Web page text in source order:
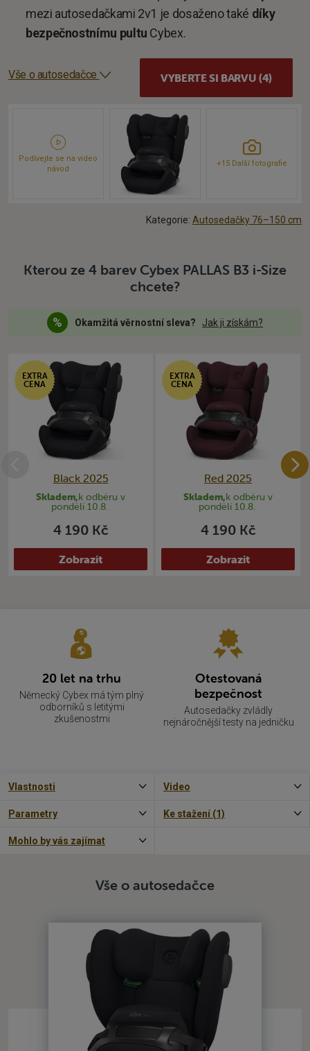
mezi autosedačkami 2v1 je dosaženo také díky
bezpečnostnímu pultu Cybex.
Vše o autosedačce VYBERTE SI BARVU (4)
Podívejte se na video
návod
+15 Další fotografie
Kategorie: Autosedačky 76–150 cm
Kterou ze 4 barev Cybex PALLAS B3 i-Size
chcete?
Okamžitá věrnostní sleva? Jak ji získám?
EXTRA
CENA
Black 2025
Skladem,k odběru v
pondělí 10.8.
4 190 Kč
Zobrazit
EXTRA
CENA
Red 2025
Skladem,k odběru v
pondělí 10.8.
4 190 Kč
Zobrazit
20 let na trhu
Německý Cybex má tým plný
odborníků s letitými
zkušenostmi
Otestovaná
bezpečnost
Autosedačky zvládly
nejnáročnější testy na jedničku
Vlastnosti Video
Parametry Ke stažení (1)
Mohlo by vás zajímat
Vše o autosedačce